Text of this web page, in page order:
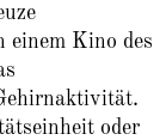
einem Kino des
oder